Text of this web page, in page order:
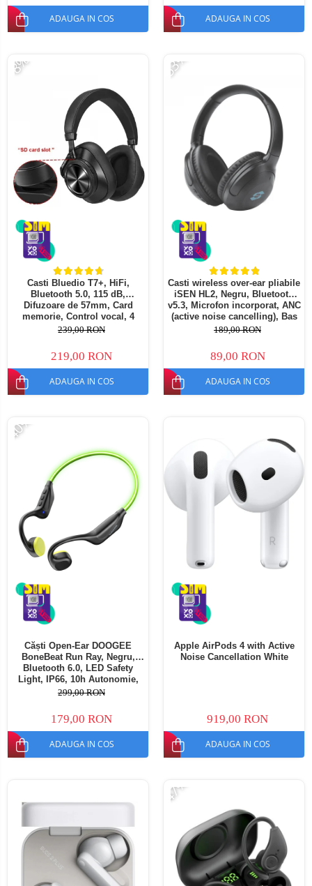
ADAUGA IN COS ADAUGA IN COS
-8%
Casti Bluedio T7+, HiFi,
Bluetooth 5.0, 115 dB,
Difuzoare de 57mm, Card
memorie, Control vocal, 4
microfoane, Izolare zgomot
239,00 RON
219,00 RON
ADAUGA IN COS
-53%
Casti wireless over-ear pliabile
iSEN HL2, Negru, Bluetooth
v5.3, Microfon incorporat, ANC
(active noise cancelling), Bas
stereo, 300mAh
189,00 RON
89,00 RON
ADAUGA IN COS
-40%
Căști Open-Ear DOOGEE
BoneBeat Run Ray, Negru,
Bluetooth 6.0, LED Safety
Light, IP66, 10h Autonomie,
Dual Device
299,00 RON
179,00 RON
ADAUGA IN COS
Apple AirPods 4 with Active
Noise Cancellation White
919,00 RON
ADAUGA IN COS
-47%